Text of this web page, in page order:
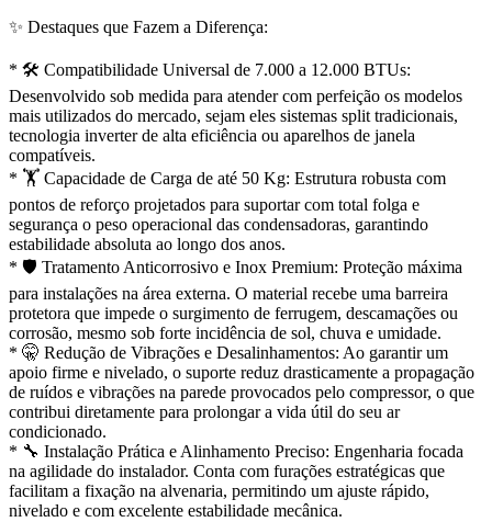
✨ Destaques que Fazem a Diferença:
* 🛠️ Compatibilidade Universal de 7.000 a 12.000 BTUs:
Desenvolvido sob medida para atender com perfeição os modelos
mais utilizados do mercado, sejam eles sistemas split tradicionais,
tecnologia inverter de alta eficiência ou aparelhos de janela
compatíveis.
* 🏋️ Capacidade de Carga de até 50 Kg: Estrutura robusta com
pontos de reforço projetados para suportar com total folga e
segurança o peso operacional das condensadoras, garantindo
estabilidade absoluta ao longo dos anos.
* 🛡️ Tratamento Anticorrosivo e Inox Premium: Proteção máxima
para instalações na área externa. O material recebe uma barreira
protetora que impede o surgimento de ferrugem, descamações ou
corrosão, mesmo sob forte incidência de sol, chuva e umidade.
* 🤫 Redução de Vibrações e Desalinhamentos: Ao garantir um
apoio firme e nivelado, o suporte reduz drasticamente a propagação
de ruídos e vibrações na parede provocados pelo compressor, o que
contribui diretamente para prolongar a vida útil do seu ar
condicionado.
* 🔧 Instalação Prática e Alinhamento Preciso: Engenharia focada
na agilidade do instalador. Conta com furações estratégicas que
facilitam a fixação na alvenaria, permitindo um ajuste rápido,
nivelado e com excelente estabilidade mecânica.